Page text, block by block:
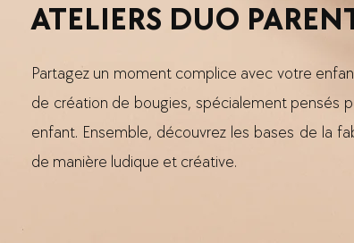
ATELIERS DUO
Partagez un moment complice avec votre
de création de bougies, spécialement pensés
enfant. Ensemble, découvrez les bases de la
de manière ludique et créative.